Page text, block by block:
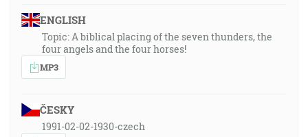
ENGLISH
Topic: A biblical placing of the seven thunders, the
four angels and the four horses!
MP3
ČESKY
1991-02-02-1930-czech